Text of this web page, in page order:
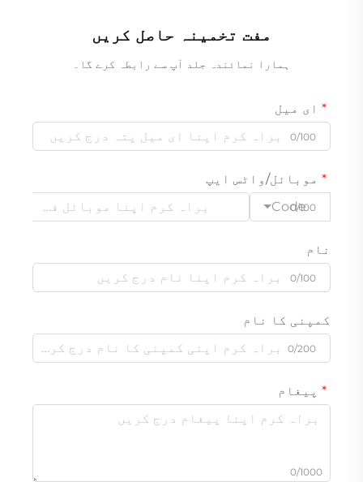
مفت تخمینہ حاصل کریں
ہمارا نمائندہ جلد آپ سے رابطہ کرے گا۔
ای میل
0/100
موبائل/واٹس ایپ
Code
0/100
نام
0/100
کمپنی کا نام
0/200
پیغام
0/1000